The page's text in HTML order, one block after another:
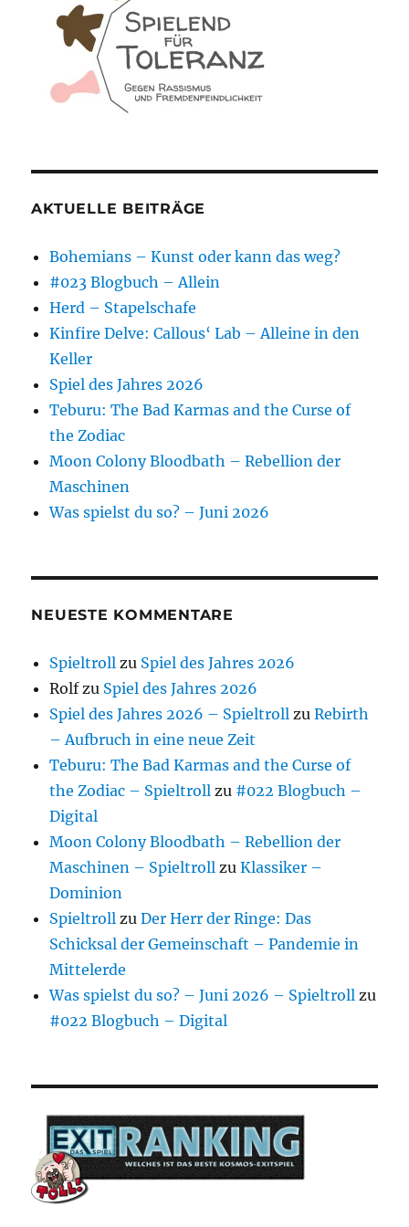
AKTUELLE BEITRÄGE
Bohemians – Kunst oder kann das weg?
#023 Blogbuch – Allein
Herd – Stapelschafe
Kinfire Delve: Callous‘ Lab – Alleine in den
Keller
Spiel des Jahres 2026
Teburu: The Bad Karmas and the Curse of
the Zodiac
Moon Colony Bloodbath – Rebellion der
Maschinen
Was spielst du so? – Juni 2026
NEUESTE KOMMENTARE
Spieltroll zu Spiel des Jahres 2026
Rolfzu Spiel des Jahres 2026
Spiel des Jahres 2026 – Spieltroll zuRebirth
– Aufbruch in eine neue Zeit
Teburu: The Bad Karmas and the Curse of
the Zodiac – Spieltroll zu #022 Blogbuch –
Digital
Moon Colony Bloodbath – Rebellion der
Maschinen – Spieltroll zuKlassiker –
Dominion
Spieltroll zuDer Herr der Ringe: Das
Schicksal der Gemeinschaft – Pandemie in
Mittelerde
Was spielst du so? – Juni 2026 – Spieltroll zu
#022 Blogbuch – Digital